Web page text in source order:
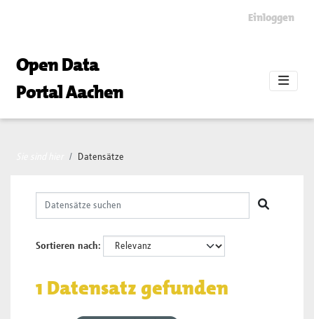
Einloggen
Open Data
Portal Aachen
Datensätze
Sortieren nach
1 Datensatz gefunden